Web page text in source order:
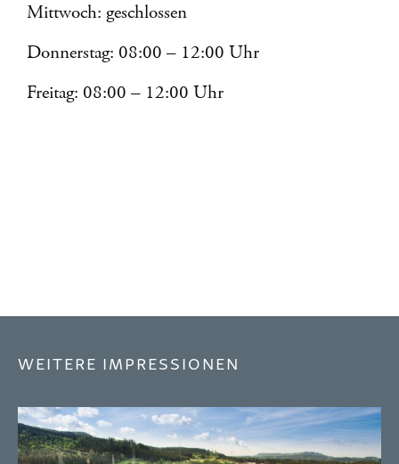
Mittwoch: geschlossen
Donnerstag: 08:00 – 12:00 Uhr
Freitag: 08:00 – 12:00 Uhr
WEITERE IMPRESSIONEN